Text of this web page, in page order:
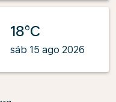
18°C
sáb 15 ago 2026